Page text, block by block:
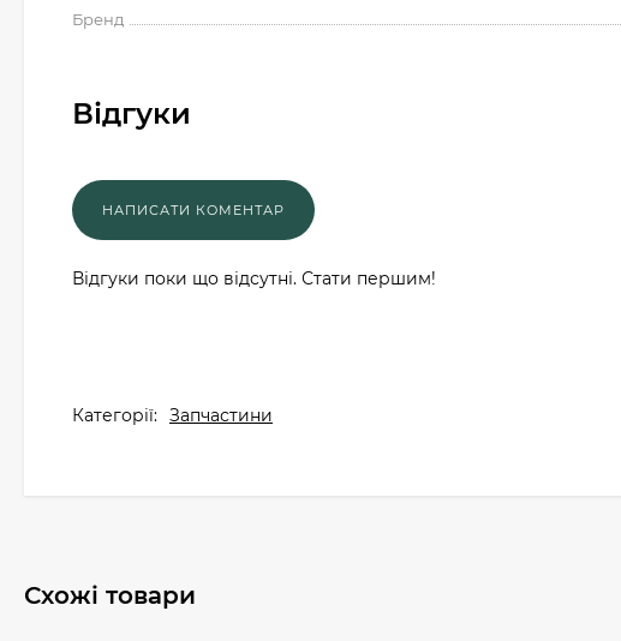
Бренд
Відгуки
Відгуки поки що відсутні. Стати першим!
Категорії: Запчастини
Схожі товари